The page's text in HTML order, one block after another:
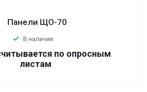
Панели ЩО-70
В наличии
по опросным
листам